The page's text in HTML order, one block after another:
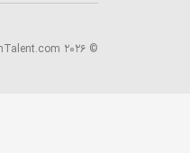
© 2026 IranTalent.com